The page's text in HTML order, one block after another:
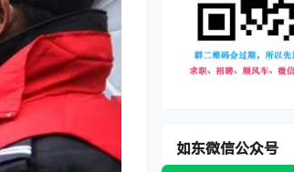
如东微信公众号